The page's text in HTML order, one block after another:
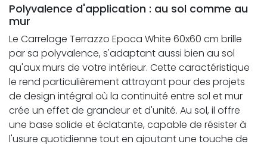
Polyvalence d'application : au sol comme au
mur
Le Carrelage Terrazzo Epoca White 60x60 cm brille
par sa polyvalence, s'adaptant aussi bien au sol
qu'aux murs de votre intérieur. Cette caractéristique
le rend particulièrement attrayant pour des projets
de design intégral où la continuité entre sol et mur
crée un effet de grandeur et d'unité. Au sol, il offre
une base solide et éclatante, capable de résister à
l'usure quotidienne tout en ajoutant une touche de